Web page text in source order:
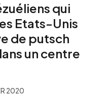
qui
Etats-Unis
de putsch
un centre
2020